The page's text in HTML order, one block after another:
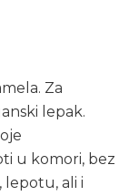
Za
lepak.
u komori, bez
lepotu, ali i